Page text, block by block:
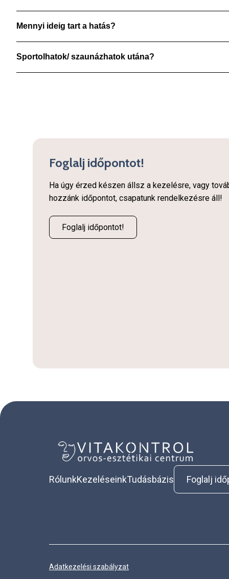
Mennyi ideig tart a hatás?
Sportolhatok/ szaunázhatok utána?
Foglalj időpontot!
Ha úgy érzed készen állsz a kezelésre, vagy
hozzánk időpontot, csapatunk rendelkezésre áll!
Foglalj időpontot!
RólunkKezeléseinkTudásbázis Foglalj
Adatkezelési szabályzat